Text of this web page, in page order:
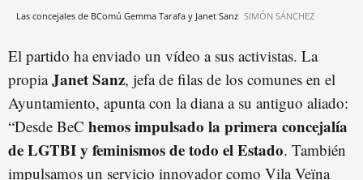
Las concejales de BComú Gemma Tarafa y Janet Sanz SIMÓN SÁNCHEZ
El partido ha enviado un vídeo a sus activistas. La
propiaJanet Sanz, jefa de filas de los comunes en el
Ayuntamiento, apunta con la diana a su antiguo aliado:
“Desde BeC hemos impulsado la primera concejalía
de LGTBI y feminismos de todo el Estado. También
impulsamos un servicio innovador como Vila Veïna